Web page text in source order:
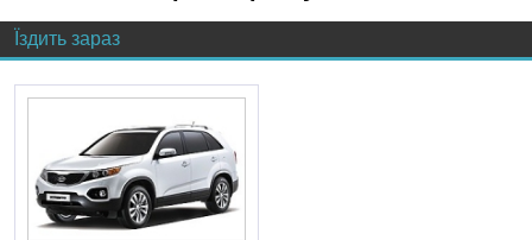
Їздить зараз